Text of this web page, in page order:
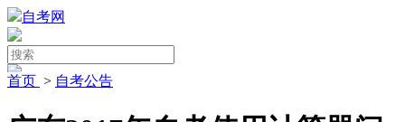
自考网
首页 > 自考公告